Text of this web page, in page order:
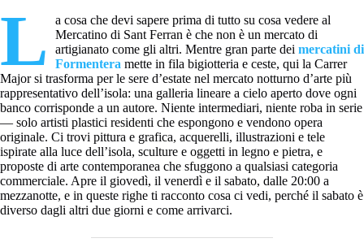
L
a cosa che devi sapere prima di tutto su cosa vedere al
Mercatino di Sant Ferran è che non è un mercato di
artigianato come gli altri. Mentre gran parte dei mercatini di
Formentera mette in fila bigiotteria e ceste, qui la Carrer
Major si trasforma per le sere d’estate nel mercato notturno d’arte più
rappresentativo dell’isola: una galleria lineare a cielo aperto dove ogni
banco corrisponde a un autore. Niente intermediari, niente roba in serie
— solo artisti plastici residenti che espongono e vendono opera
originale. Ci trovi pittura e grafica, acquerelli, illustrazioni e tele
ispirate alla luce dell’isola, sculture e oggetti in legno e pietra, e
proposte di arte contemporanea che sfuggono a qualsiasi categoria
commerciale. Apre il giovedì, il venerdì e il sabato, dalle 20:00 a
mezzanotte, e in queste righe ti racconto cosa ci vedi, perché il sabato è
diverso dagli altri due giorni e come arrivarci.